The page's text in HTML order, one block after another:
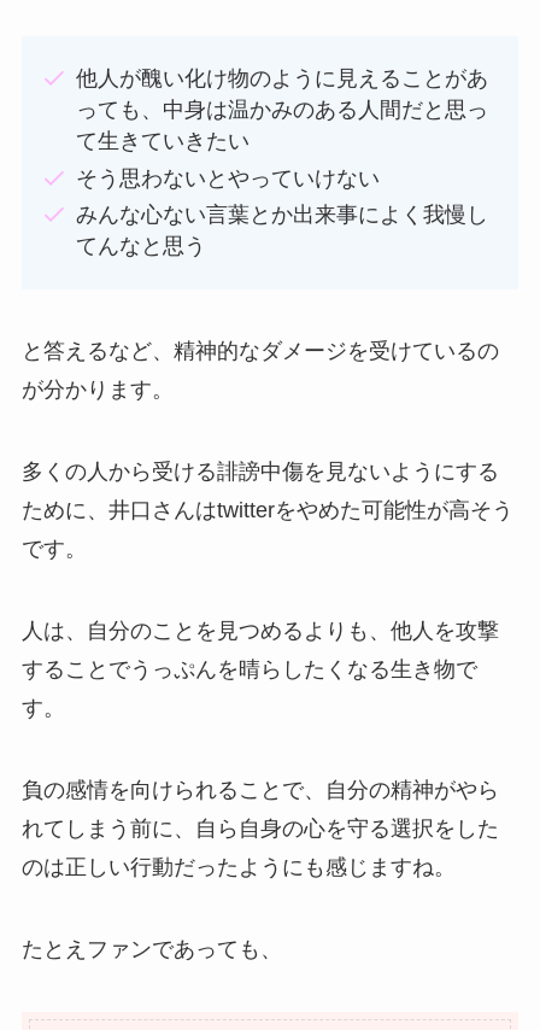
他人が醜い化け物のように見えることがあ
っても、中身は温かみのある人間だと思っ
て生きていきたい
そう思わないとやっていけない
みんな心ない言葉とか出来事によく我慢し
てんなと思う
と答えるなど、精神的なダメージを受けているの
が分かります。
多くの人から受ける誹謗中傷を見ないようにする
ために、井口さんはtwitterをやめた可能性が高そう
です。
人は、自分のことを見つめるよりも、他人を攻撃
することでうっぷんを晴らしたくなる生き物で
す。
負の感情を向けられることで、自分の精神がやら
れてしまう前に、自ら自身の心を守る選択をした
のは正しい行動だったようにも感じますね。
たとえファンであっても、